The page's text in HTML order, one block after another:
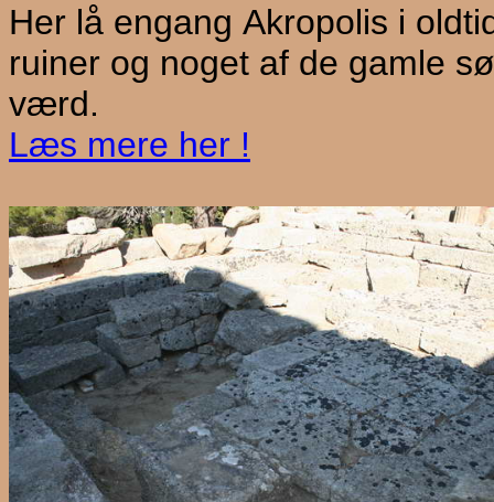
Her lå engang Akropolis i
ruiner og noget af de gamle
værd.
Læs mere her !